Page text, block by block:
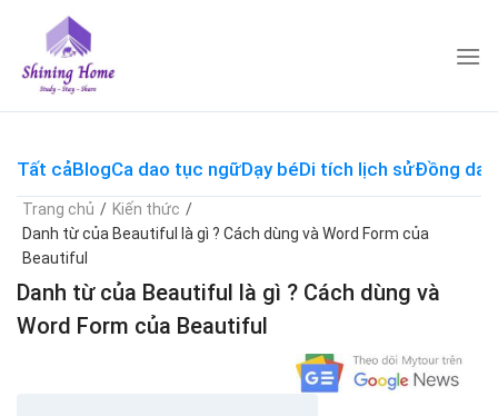
content
Tất cảBlogCa dao tục ngữDạy béDi tích lịch sửĐồng dao
Trang chủ / Kiến thức /
Danh từ của Beautiful là gì ? Cách dùng và Word Form của
Beautiful
Danh từ của Beautiful là gì ? Cách dùng và
Word Form của Beautiful